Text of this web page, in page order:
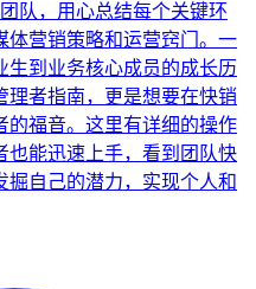
队，用心总结每个关键环
体营销策略和运营窍门。一
生到业务核心成员的成长历
理者指南，更是想要在快销
的福音。这里有详细的操作
也能迅速上手，看到团队快
自己的潜力，实现个人和